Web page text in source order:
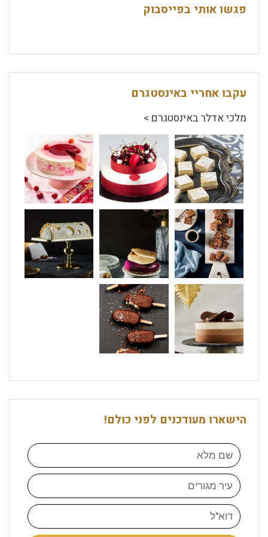
פגשו אותי בפייסבוק
עקבו אחריי באינסטגרם
מלכי אדלר באינסטגרם >
הישארו מעודכנים לפני כולם!